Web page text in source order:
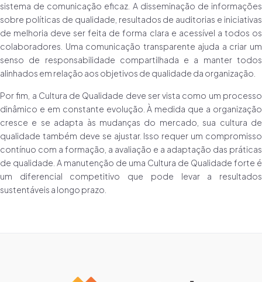
sistema de comunicação eficaz. A disseminação de informações
sobre políticas de qualidade, resultados de auditorias e iniciativas
de melhoria deve ser feita de forma clara e acessível a todos os
colaboradores. Uma comunicação transparente ajuda a criar um
senso de responsabilidade compartilhada e a manter todos
alinhados em relação aos objetivos de qualidade da organização.
Por fim, a Cultura de Qualidade deve ser vista como um processo
dinâmico e em constante evolução. À medida que a organização
cresce e se adapta às mudanças do mercado, sua cultura de
qualidade também deve se ajustar. Isso requer um compromisso
contínuo com a formação, a avaliação e a adaptação das práticas
de qualidade. A manutenção de uma Cultura de Qualidade forte é
um diferencial competitivo que pode levar a resultados
sustentáveis a longo prazo.